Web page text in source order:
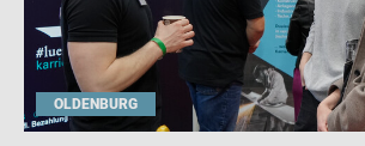
OLDENBURG